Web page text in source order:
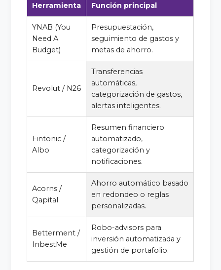
Herramienta Función principal
YNAB (You
Need A
Budget)
Presupuestación,
seguimiento de gastos y
metas de ahorro.
Revolut / N26
Transferencias
automáticas,
categorización de gastos,
alertas inteligentes.
Fintonic /
Albo
Resumen financiero
automatizado,
categorización y
notificaciones.
Acorns /
Qapital
Ahorro automático basado
en redondeo o reglas
personalizadas.
Betterment /
InbestMe
Robo-advisors para
inversión automatizada y
gestión de portafolio.